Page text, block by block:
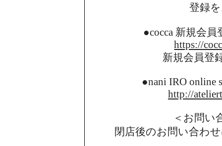
登録
●cocca 新規会
https://
新規会員登
●nani IRO online
http://
＜お問い
閉店後のお問い合わ